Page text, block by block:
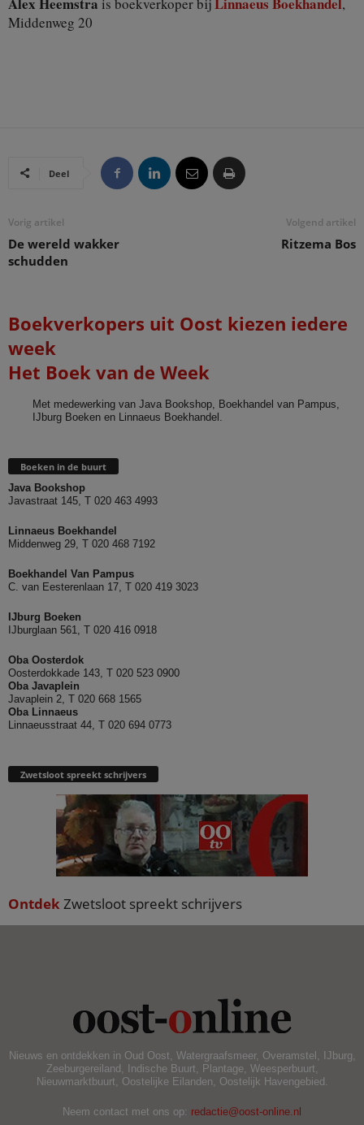
Middenweg 20
Deel
Vorig artikel
De wereld wakker
schudden
Volgend artikel
Ritzema Bos
Boekverkopers uit Oost kiezen iedere
week
Het Boek van de Week
Met medewerking van Java Bookshop, Boekhandel van Pampus,
IJburg Boeken en Linnaeus Boekhandel.
Boeken in de buurt
Java Bookshop
Javastraat 145, T 020 463 4993
Linnaeus Boekhandel
Middenweg 29, T 020 468 7192
Boekhandel Van Pampus
C. van Eesterenlaan 17, T 020 419 3023
IJburg Boeken
IJburglaan 561, T 020 416 0918
Oba Oosterdok
Oosterdokkade 143, T 020 523 0900
Oba Javaplein
Javaplein 2, T 020 668 1565
Oba Linnaeus
Linnaeusstraat 44, T 020 694 0773
Zwetsloot spreekt schrijvers
Ontdek Zwetsloot spreekt schrijvers
Nieuws en ontdekken in Oud Oost, Watergraafsmeer, Overamstel, IJburg,
Zeeburgereiland, Indische Buurt, Plantage, Weesperbuurt,
Nieuwmarktbuurt, Oostelijke Eilanden, Oostelijk Havengebied.
Neem contact met ons op: redactie@oost-online.nl